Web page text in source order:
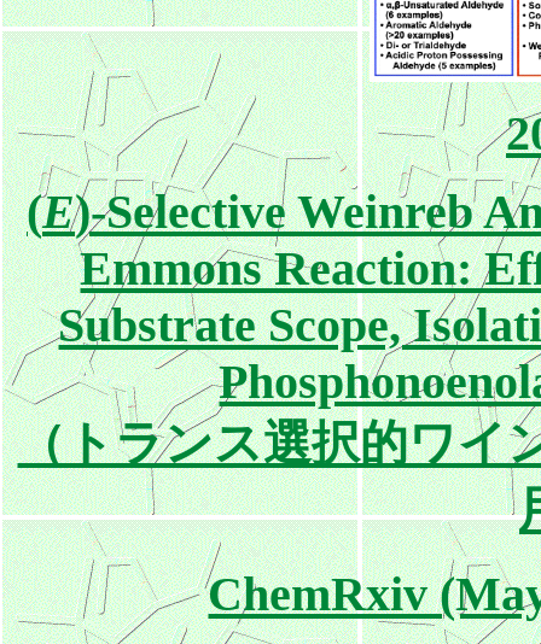
(E)-Selective Weinreb
Emmons Reaction:
Substrate Scope,
（トランス選択的ワイ
ChemRxiv